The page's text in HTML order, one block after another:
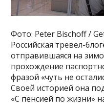
Фото: Peter Bischoff /
Российская тревел-
отправившаяся на
прохождение
фразой «чуть не
Своей историей она
«С пенсией по жизни»